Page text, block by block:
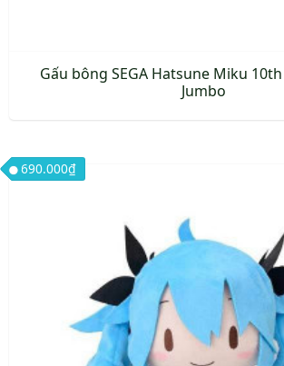
Gấu bông SEGA Hatsune Miku
Jumbo
690.000₫